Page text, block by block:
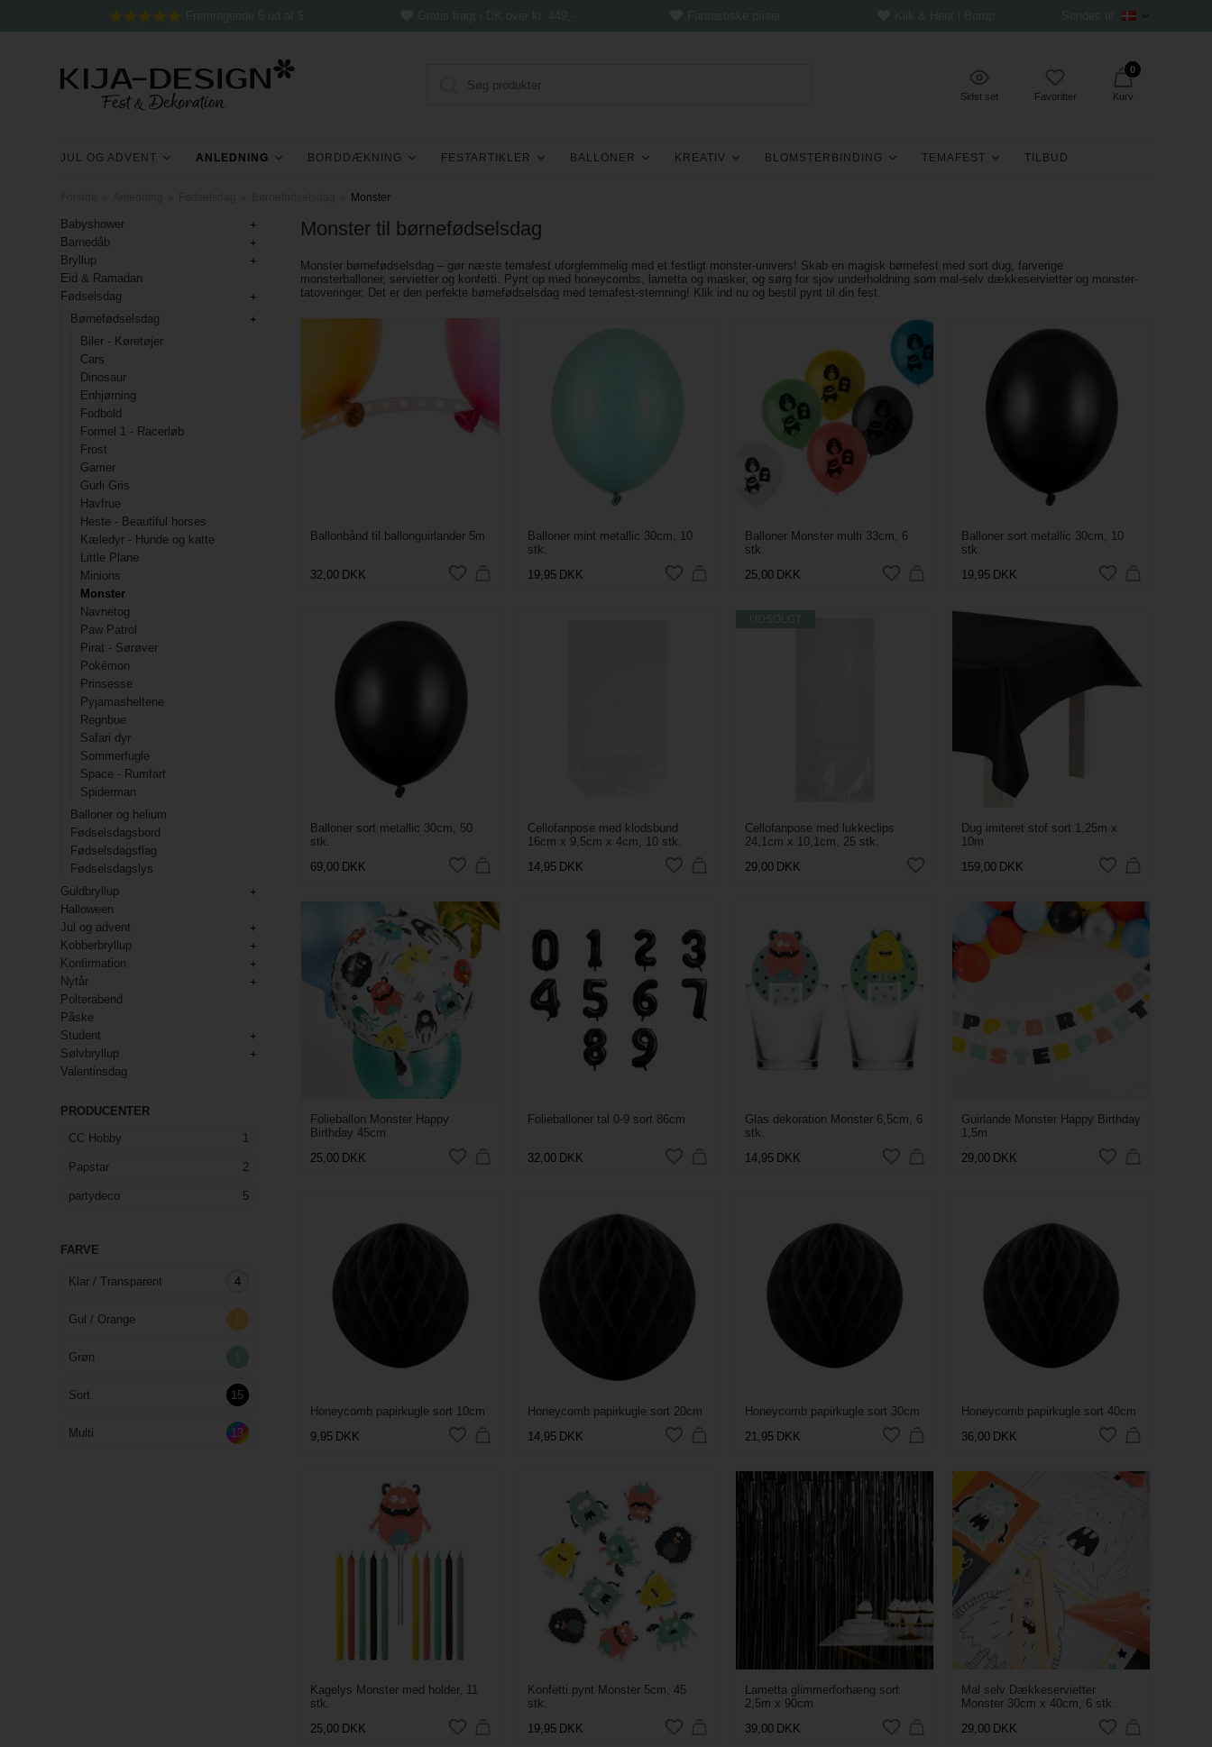
Sidst set Favoritter
0
Kurv
JUL OG ADVENT ANLEDNING BORDDÆKNING FESTARTIKLER BALLONER KREATIV BLOMSTERBINDING TEMAFEST TILBUD
Monster
Babyshower
Barnedåb
Bryllup
Eid & Ramadan
Fødselsdag
Børnefødselsdag
Biler - Køretøjer
Cars
Dinosaur
Enhjørning
Fodbold
Formel 1 - Racerløb
Frost
Gamer
Gurli Gris
Havfrue
Heste - Beautiful horses
Kæledyr - Hunde og katte
Little Plane
Minions
Monster
Navnetog
Paw Patrol
Pirat - Sørøver
Pokémon
Prinsesse
Pyjamasheltene
Regnbue
Safari dyr
Sommerfugle
Space - Rumfart
Spiderman
Balloner og helium
Fødselsdagsbord
Fødselsdagsflag
Fødselsdagslys
Guldbryllup
Halloween
Jul og advent
Kobberbryllup
Konfirmation
Nytår
Polterabend
Påske
Student
Sølvbryllup
Valentinsdag
PRODUCENTER
CC Hobby
1
Papstar 2
partydeco 5
FARVE
Klar / Transparent 4
Gul / Orange 1
Grøn
Sort 15
Multi 13
Monster til børnefødselsdag
Monster børnefødselsdag – gør næste temafest uforglemmelig med et festligt monster-univers! Skab en magisk børnefest med sort dug, farverige
monsterballoner, servietter og konfetti. Pynt op med honeycombs, lametta og masker, og sørg for sjov underholdning som mal-selv dækkeservietter og monster-
tatoveringer. Det er den perfekte børnefødselsdag med temafest-stemning! Klik ind nu og bestil pynt til din fest.
Ballonbånd til ballonguirlander 5m
32,00 DKK
Balloner mint metallic 30cm, 10
stk.
19,95 DKK
Balloner Monster multi 33cm, 6
stk.
25,00 DKK
Balloner sort metallic 30cm, 10
stk.
19,95 DKK
Balloner sort metallic 30cm, 50
stk.
69,00 DKK
Cellofanpose med klodsbund
16cm x 9,5cm x 4cm, 10 stk.
14,95 DKK
Cellofanpose med lukkeclips
24,1cm x 10,1cm, 25 stk.
29,00 DKK
Dug imiteret stof sort 1,25m x
10m
159,00 DKK
Folieballon Monster Happy
Birthday 45cm
25,00 DKK
Folieballoner tal 0-9 sort 86cm
32,00 DKK
Glas dekoration Monster 6,5cm, 6
stk.
14,95 DKK
Guirlande Monster Happy Birthday
1,5m
29,00 DKK
Honeycomb papirkugle sort 10cm
9,95 DKK
Honeycomb papirkugle sort 20cm
14,95 DKK
Honeycomb papirkugle sort 30cm
21,95 DKK
Honeycomb papirkugle sort 40cm
36,00 DKK
Kagelys Monster med holder, 11
stk.
25,00 DKK
Konfetti pynt Monster 5cm, 45
stk.
19,95 DKK
Lametta glimmerforhæng sort
2,5m x 90cm
39,00 DKK
Mal selv Dækkeservietter
Monster 30cm x 40cm, 6 stk.
29,00 DKK